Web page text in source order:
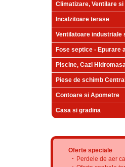
Climatizare, Ventilare
Incalzitoare terase
Ventilatoare industriale
Fose septice - Epurare
Piscine, Cazi
Piese de schimb
Contoare si Apometre
Casa si gradina
Oferte speciale
Perdele de aer